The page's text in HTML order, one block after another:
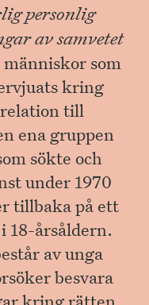
personlig
av samvetet
som
kring
till
ena gruppen
sökte och
under 1970
tillbaka på ett
18-årsåldern.
av unga
besvara
kring rätten